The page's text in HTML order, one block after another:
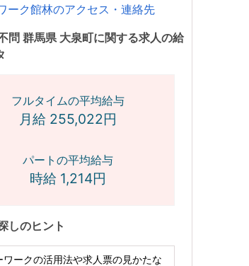
ーク館林のアクセス・連絡先
問 群馬県 大泉町に関する求人の給
フルタイムの平均給与
月給 255,022円
パートの平均給与
時給 1,214円
しのヒント
ワークの活用法や求人票の見かたな